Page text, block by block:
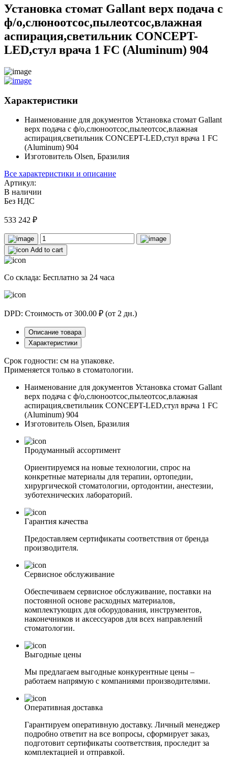
Установка стомат Gallant верх подача с
ф/о,слюноотсос,пылеотсос,влажная
аспирация,светильник CONCEPT-
LED,стул врача 1 FC (Aluminum) 904
Характеристики
Наименование для документов Установка стомат Gallant
верх подача с ф/о,слюноотсос,пылеотсос,влажная
аспирация,светильник CONCEPT-LED,стул врача 1 FC
(Aluminum) 904
Изготовитель Olsen, Бразилия
Все характеристики и описание
Артикул:
В наличии
Без НДС
533 242 ₽
Add to cart
Со склада: Бесплатно за 24 часа
DPD: Стоимость от 300.00 ₽ (от 2 дн.)
Описание товара
Характеристики
Срок годности: см на упаковке.
Применяется только в стоматологии.
Наименование для документов Установка стомат Gallant
верх подача с ф/о,слюноотсос,пылеотсос,влажная
аспирация,светильник CONCEPT-LED,стул врача 1 FC
(Aluminum) 904
Изготовитель Olsen, Бразилия
Продуманный ассортимент
Ориентируемся на новые технологии, спрос на
конкретные материалы для терапии, ортопедии,
хирургической стоматологии, ортодонтии, анестезии,
зуботехнических лабораторий.
Гарантия качества
Предоставляем сертификаты соответствия от бренда
производителя.
Сервисное обслуживание
Обеспечиваем сервисное обслуживание, поставки на
постоянной основе расходных материалов,
комплектующих для оборудования, инструментов,
наконечников и аксессуаров для всех направлений
стоматологии.
Выгодные цены
Мы предлагаем выгодные конкурентные цены –
работаем напрямую с компаниями производителями.
Оперативная доставка
Гарантируем оперативную доставку. Личный менеджер
подробно ответит на все вопросы, сформирует заказ,
подготовит сертификаты соответствия, проследит за
комплектацией и отправкой.